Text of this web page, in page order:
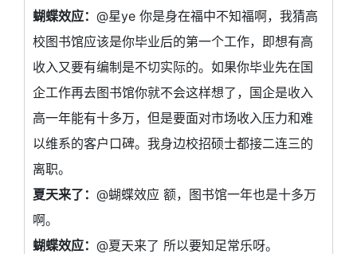
蝴蝶效应： @星ye 你是身在福中不知福啊，我猜高
校图书馆应该是你毕业后的第一个工作，即想有高
收入又要有编制是不切实际的。如果你毕业先在国
企工作再去图书馆你就不会这样想了，国企是收入
高一年能有十多万，但是要面对市场收入压力和难
以维系的客户口碑。我身边校招硕士都接二连三的
离职。
夏天来了： @蝴蝶效应 额，图书馆一年也是十多万
啊。
蝴蝶效应： @夏天来了 所以要知足常乐呀。